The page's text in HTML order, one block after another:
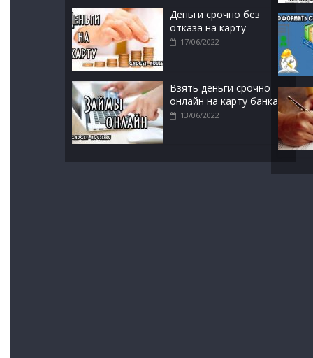
Деньги срочно без
отказа на карту
17/06/2022
Взять деньги срочно
онлайн на карту банка
13/06/2022